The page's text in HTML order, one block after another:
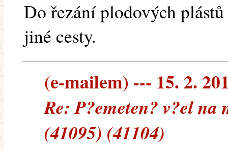
Do řezání plodových
jiné cesty.
(e-mailem) --- 15. 2.
Re: P?emeten? v?el na
(41095) (41104)